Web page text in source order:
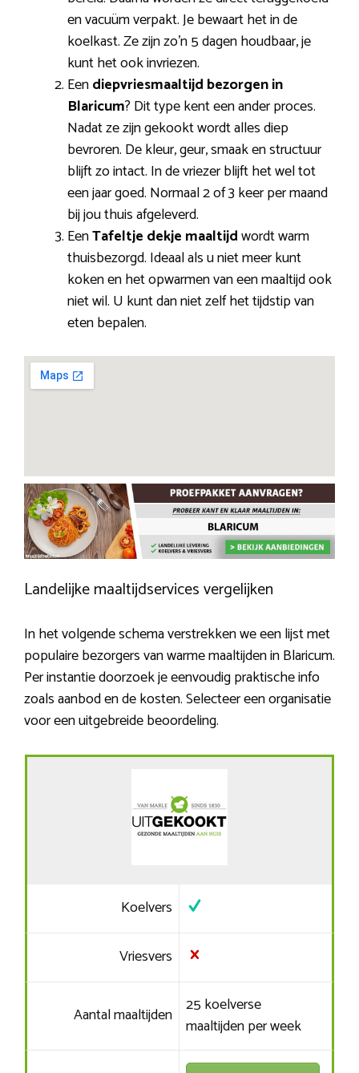
en vacuüm verpakt. Je bewaart het in de
koelkast. Ze zijn zo’n 5 dagen houdbaar, je
kunt het ook invriezen.
Eendiepvriesmaaltijd bezorgen in
Blaricum? Dit type kent een ander proces.
Nadat ze zijn gekookt wordt alles diep
bevroren. De kleur, geur, smaak en structuur
blijft zo intact. In de vriezer blijft het wel tot
een jaar goed. Normaal 2 of 3 keer per maand
bij jou thuis afgeleverd.
EenTafeltje dekje maaltijdwordt warm
thuisbezorgd. Ideaal als u niet meer kunt
koken en het opwarmen van een maaltijd ook
niet wil. U kunt dan niet zelf het tijdstip van
eten bepalen.
Landelijke maaltijdservices vergelijken
In het volgende schema verstrekken we een lijst met
populaire bezorgers van warme maaltijden in Blaricum.
Per instantie doorzoek je eenvoudig praktische info
zoals aanbod en de kosten. Selecteer een organisatie
voor een uitgebreide beoordeling.
Koelvers
Vriesvers
Aantal maaltijden 25 koelverse
maaltijden per week